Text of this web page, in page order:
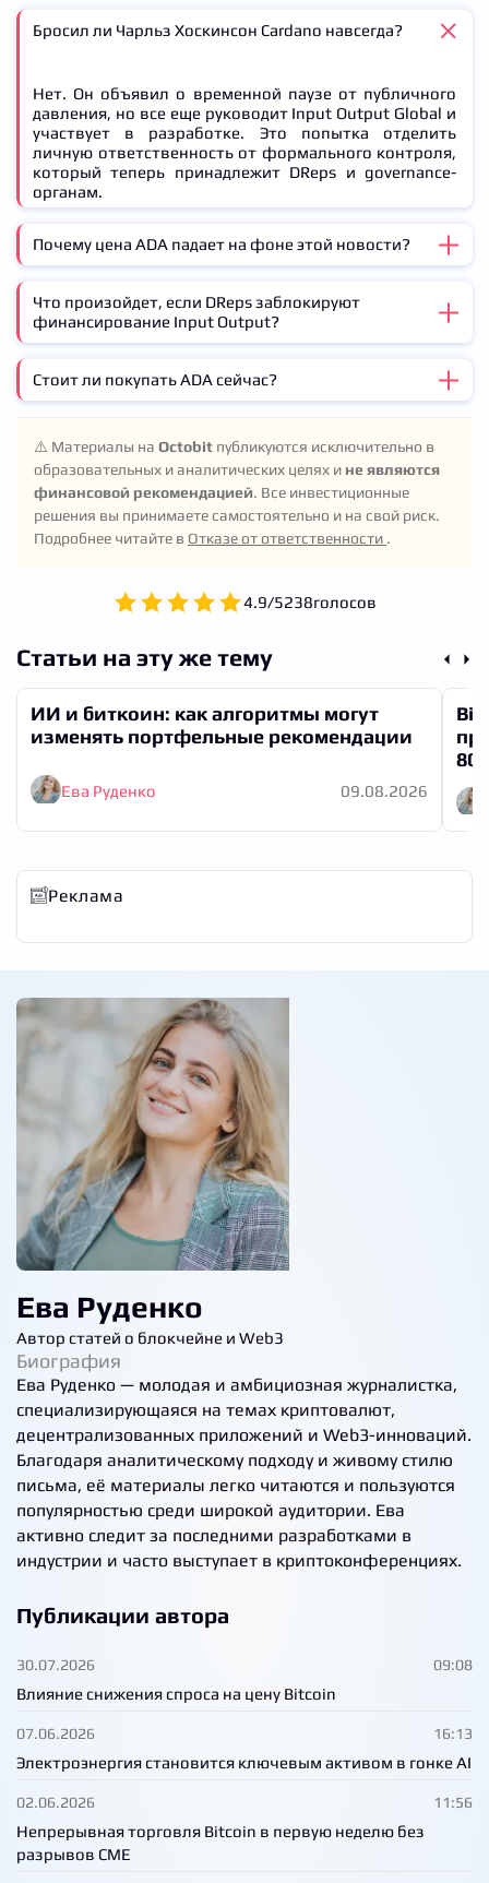
голосование.
Бросил ли Чарльз Хоскинсон Cardano навсегда?
Нет. Он объявил о временной паузе от публичного
давления, но все еще руководит Input Output Global и
участвует в разработке. Это попытка отделить
личную ответственность от формального контроля,
который теперь принадлежит DReps и governance-
органам.
Почему цена ADA падает на фоне этой новости?
Рынок интерпретирует паузу Хоскинсона как сигнал
слабости. ADA упала на 10% за сутки до $0.18.
Дополнительное давление создают бюджетный
кризис, отмена Cardano Summit 2026 и закрытие
проектов вроде TapTools.
Что произойдет, если DReps заблокируют
финансирование Input Output?
Хоскинсон предупреждал: Cardano может потерять
ученых и замедлить разработку. Это будет первый
функционировать без founder rescue. Голосование
продлится до 8 июня 2026.
Стоит ли покупать ADA сейчас?
Зависит от толерантности к риску. ADA на 93% ниже
ATH, governance-конфликт не решен, но если DReps
одобрят финансирование и метрики TVL/DEX начнут
расти — это может быть точка разворота для
долгосрочных инвесторов.
⚠️ Материалы на Octobit публикуются исключительно в
образовательных и аналитических целях и не являются
финансовой рекомендацией. Все инвестиционные
решения вы принимаете самостоятельно и на свой риск.
Подробнее читайте в Отказе от ответственности .
4.9/5238голосов
Статьи на эту же тему
ИИ и биткоин: как алгоритмы могут
изменять портфельные рекомендации
Ева Руденко 09.08.2026
Реклама
Ева Руденко
Автор статей о блокчейне и Web3
Биография
Ева Руденко — молодая и амбициозная журналистка,
специализирующаяся на темах криптовалют,
децентрализованных приложений и Web3-инноваций.
Благодаря аналитическому подходу и живому стилю
письма, её материалы легко читаются и пользуются
популярностью среди широкой аудитории. Ева
активно следит за последними разработками в
индустрии и часто выступает в криптоконференциях.
Публикации автора
30.07.2026 09:08
Влияние снижения спроса на цену Bitcoin
07.06.2026 16:13
Электроэнергия становится ключевым активом в гонке AI
02.06.2026 11:56
Непрерывная торговля Bitcoin в первую неделю без
разрывов CME